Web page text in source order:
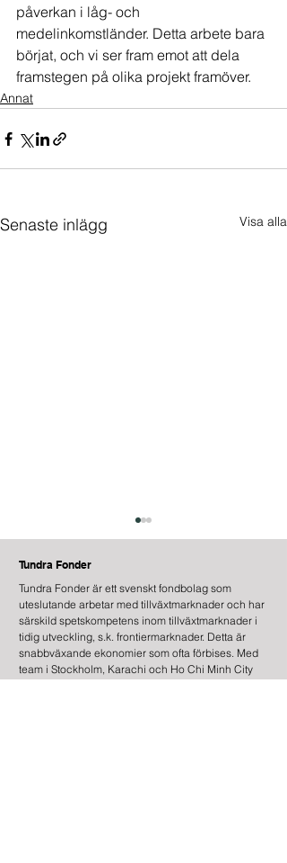
påverkan i låg- och
medelinkomstländer. Detta arbete bara
börjat, och vi ser fram emot att dela
framstegen på olika projekt framöver.
Annat
Senaste inlägg Visa alla
TUNDRA CHRISTMAS
DONATION 2025
Tundra Fonder
Tundra Fonder är ett svenskt fondbolag som
uteslutande arbetar med tillväxtmarknader och har
särskild spetskompetens inom tillväxtmarknader i
tidig utveckling, s.k. frontiermarknader. Detta är
snabbväxande ekonomier som ofta förbises. Med
team i Stockholm, Karachi och Ho Chi Minh City